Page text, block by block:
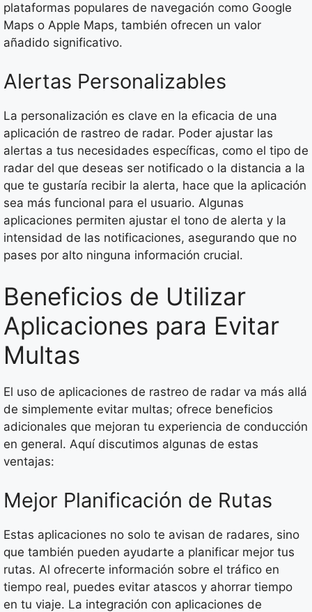
plataformas populares de navegación como Google
Maps o Apple Maps, también ofrecen un valor
añadido significativo.
Alertas Personalizables
La personalización es clave en la eficacia de una
aplicación de rastreo de radar. Poder ajustar las
alertas a tus necesidades específicas, como el tipo de
radar del que deseas ser notificado o la distancia a la
que te gustaría recibir la alerta, hace que la aplicación
sea más funcional para el usuario. Algunas
aplicaciones permiten ajustar el tono de alerta y la
intensidad de las notificaciones, asegurando que no
pases por alto ninguna información crucial.
Beneficios de Utilizar
Aplicaciones para Evitar
Multas
El uso de aplicaciones de rastreo de radar va más allá
de simplemente evitar multas; ofrece beneficios
adicionales que mejoran tu experiencia de conducción
en general. Aquí discutimos algunas de estas
ventajas:
Mejor Planificación de Rutas
Estas aplicaciones no solo te avisan de radares, sino
que también pueden ayudarte a planificar mejor tus
rutas. Al ofrecerte información sobre el tráfico en
tiempo real, puedes evitar atascos y ahorrar tiempo
en tu viaje. La integración con aplicaciones de